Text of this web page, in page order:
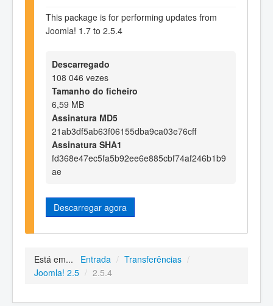
This package is for performing updates from
Joomla! 1.7 to 2.5.4
Descarregado
108 046 vezes
Tamanho do ficheiro
6,59 MB
Assinatura MD5
21ab3df5ab63f06155dba9ca03e76cff
Assinatura SHA1
fd368e47ec5fa5b92ee6e885cbf74af246b1b9
ae
Descarregar agora
Está em... Entrada / Transferências /
Joomla! 2.5 / 2.5.4